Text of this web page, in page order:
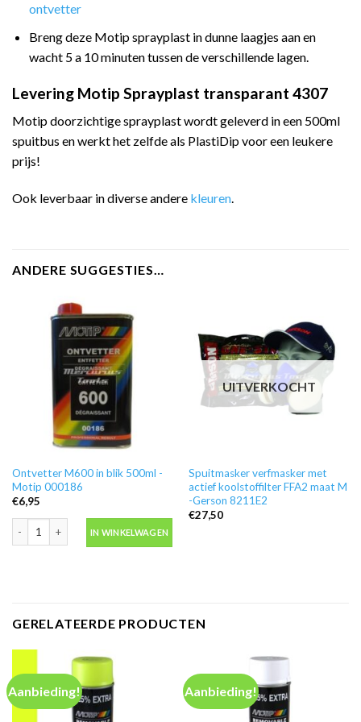
ontvetter
Breng deze Motip sprayplast in dunne laagjes aan en
wacht 5 a 10 minuten tussen de verschillende lagen.
Levering Motip Sprayplast transparant 4307
Motip doorzichtige sprayplast wordt geleverd in een 500ml
spuitbus en werkt het zelfde als PlastiDip voor een leukere
prijs!
Ook leverbaar in diverse andere kleuren.
ANDERE SUGGESTIES…
Ontvetter M600 in blik 500ml -
Motip 000186
€6,95
Ontvetter M600 in blik 500ml -Motip 000186 aantal
IN WINKELWAGEN
UITVERKOCHT
Spuitmasker verfmasker met
actief koolstoffilter FFA2 maat M
-Gerson 8211E2
€27,50
GERELATEERDE PRODUCTEN
Aanbieding! Aanbieding!